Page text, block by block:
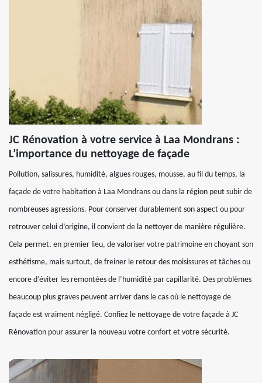
JC Rénovation à votre service à Laa Mondrans :
L’importance du nettoyage de façade
Pollution, salissures, humidité, algues rouges, mousse, au fil du temps, la
façade de votre habitation à Laa Mondrans ou dans la région peut subir de
nombreuses agressions. Pour conserver durablement son aspect ou pour
retrouver celui d’origine, il convient de la nettoyer de manière régulière.
Cela permet, en premier lieu, de valoriser votre patrimoine en choyant son
esthétisme, mais surtout, de freiner le retour des moisissures et tâches ou
encore d’éviter les remontées de l’humidité par capillarité. Des problèmes
beaucoup plus graves peuvent arriver dans le cas où le nettoyage de
façade est vraiment négligé. Confiez le nettoyage de votre façade à JC
Rénovation pour assurer la nouveau votre confort et votre sécurité.